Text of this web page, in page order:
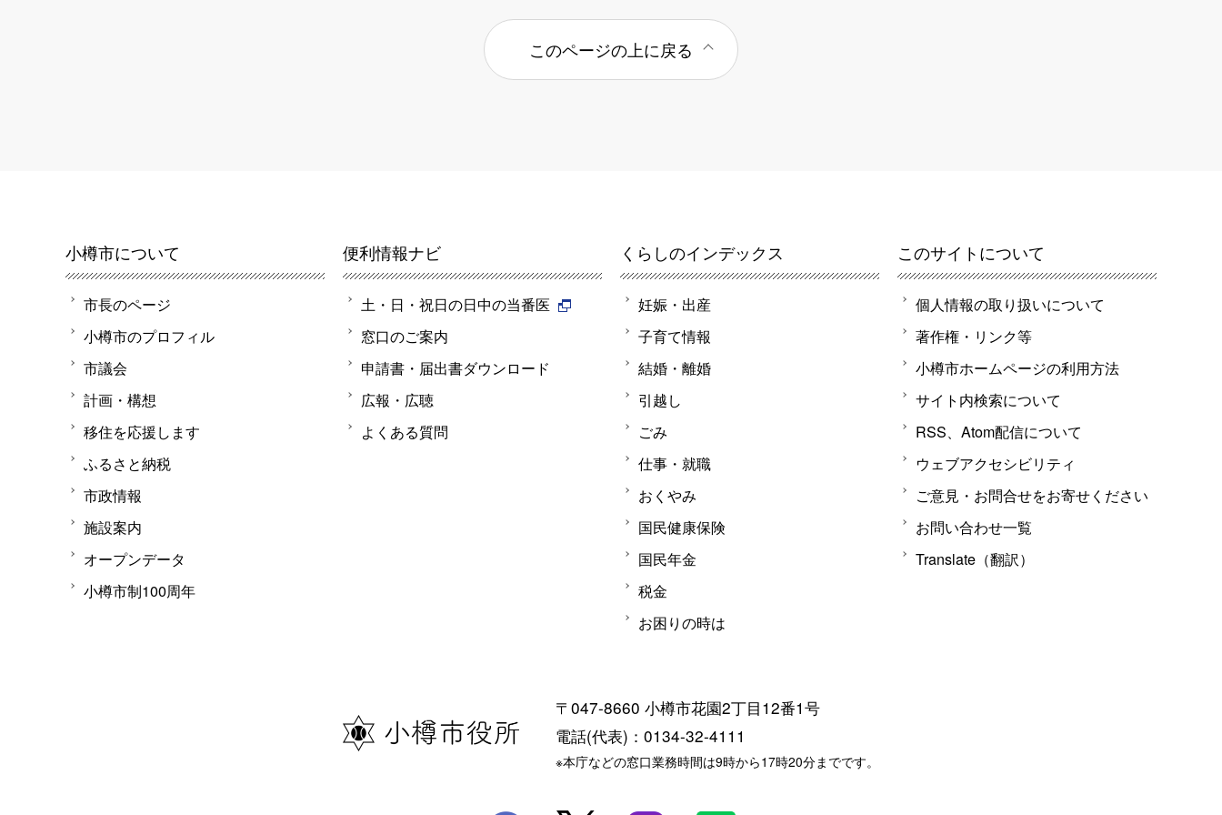
このページの上に戻る
小樽市について
市長のページ
小樽市のプロフィル
市議会
計画・構想
移住を応援します
ふるさと納税
市政情報
施設案内
オープンデータ
小樽市制100周年
便利情報ナビ
土・日・祝日の日中の当番医
窓口のご案内
申請書・届出書ダウンロード
広報・広聴
よくある質問
くらしのインデックス
妊娠・出産
子育て情報
結婚・離婚
引越し
ごみ
仕事・就職
おくやみ
国民健康保険
国民年金
税金
お困りの時は
このサイトについて
個人情報の取り扱いについて
著作権・リンク等
小樽市ホームページの利用方法
サイト内検索について
RSS、Atom配信について
ウェブアクセシビリティ
ご意見・お問合せをお寄せください
お問い合わせ一覧
Translate（翻訳）
〒047-8660 小樽市花園2丁目12番1号
電話(代表)：0134-32-4111
※本庁などの窓口業務時間は9時から17時20分までです。